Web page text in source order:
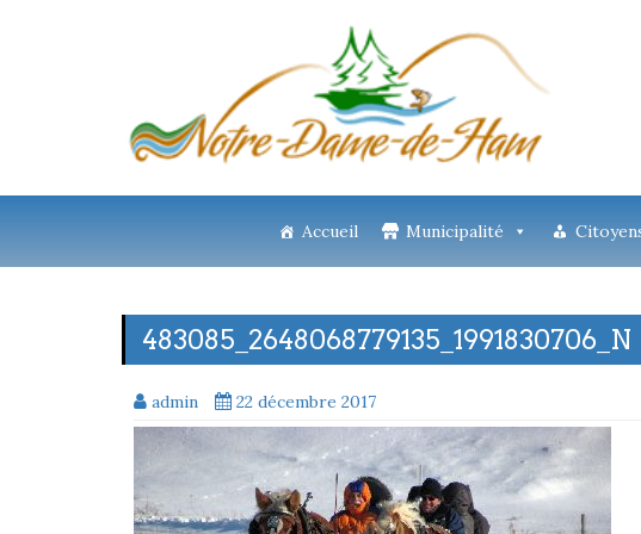
Accueil Municipalité
483085_2648068779135_1991830706_N
admin 22 décembre 2017